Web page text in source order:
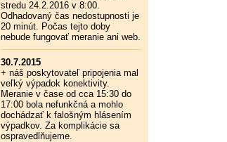
stredu 24.2.2016 v 8:00.
Odhadovaný čas nedostupnosti je
20 minút. Počas tejto doby
nebude fungovať meranie ani web.
30.7.2015
+ náš poskytovateľ pripojenia mal
veľký výpadok konektivity.
Meranie v čase od cca 15:30 do
17:00 bola nefunkčná a mohlo
dochádzať k falošným hlásením
výpadkov. Za komplikácie sa
ospravedlňujeme.